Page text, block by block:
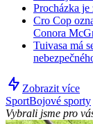
Procházka je
Cro Cop
Conora
Tuivasa má
Zobrazit více
SportBojové sporty
Vybrali jsme pro